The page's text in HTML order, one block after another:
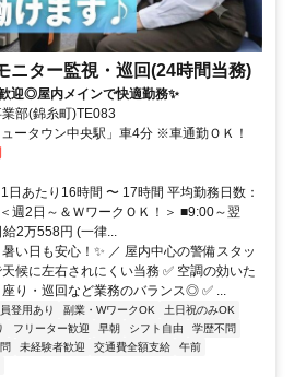
ニター監視・巡回(24時間当務)
迎◎屋内メインで快適勤務✨
部(錦糸町)TE083
ータウン中央駅」車4分 ※車通勤ＯＫ！
日あたり16時間 〜 17時間 平均勤務日数：
週2日～＆ＷワークＯＫ！＞ ■9:00～翌
2万558円 (一律...
い日も安心！✨ ／ 屋内中心の警備スタッ
候に左右されにくい当務 ✅ 空調の効いた
り・巡回など業務のバランス◎ ✅ ...
登用あり 副業・WワークOK
土日祝のみOK
フリーター歓迎 早朝 シフト自由
学歴不問
未経験者歓迎 交通費全額支給
午前